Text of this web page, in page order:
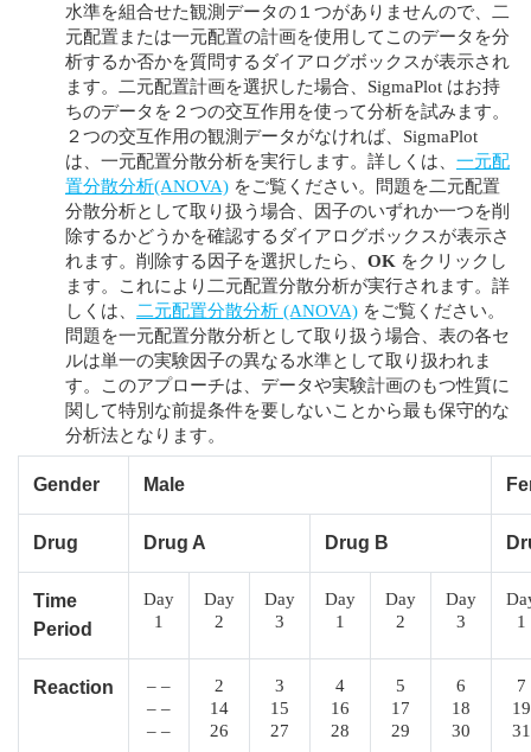
水準を組合せた観測データの１つがありませんので、二
元配置または一元配置の計画を使用してこのデータを分
析するか否かを質問するダイアログボックスが表示され
ます。二元配置計画を選択した場合、SigmaPlot はお持
ちのデータを２つの交互作用を使って分析を試みます。
２つの交互作用の観測データがなければ、SigmaPlot
は、一元配置分散分析を実行します。詳しくは、 一元配
置分散分析(ANOVA) をご覧ください。問題を二元配置
分散分析として取り扱う場合、因子のいずれか一つを削
除するかどうかを確認するダイアログボックスが表示さ
れます。削除する因子を選択したら、 OK をクリックし
ます。これにより二元配置分散分析が実行されます。詳
しくは、
二元配置分散分析 (ANOVA) をご覧ください。
問題を一元配置分散分析として取り扱う場合、表の各セ
ルは単一の実験因子の異なる水準として取り扱われま
す。このアプローチは、データや実験計画のもつ性質に
関して特別な前提条件を要しないことから最も保守的な
分析法となります。
Gender Male
Drug Drug A Drug B
Time
Period
Day
1
Day
2
Day
3
Day
1
Day
2
Day
3
1
Reaction
– –
– –
– –
2
14
26
3
15
27
4
16
28
5
17
29
6
18
30
7
19
31